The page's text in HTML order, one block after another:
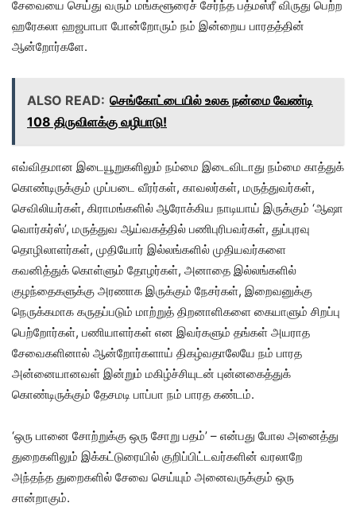
சேவையை செய்து வரும் மங்களூரைச் சேர்ந்த பத்மஸ்ரீ விருது பெற்ற
ஹரேகலா ஹஜபாபா போன்றோரும் நம் இன்றைய பாரதத்தின்
ஆன்றோர்களே.
ALSO READ: செங்கோட்டையில் உலக நன்மை வேண்டி
108 திருவிளக்கு வழிபாடு!
எவ்விதமான இடையூறுகளிலும் நம்மை இடைவிடாது நம்மை காத்துக்
கொண்டிருக்கும் முப்படை வீரர்கள், காவலர்கள், மருத்துவர்கள்,
செவிலியர்கள், கிராமங்களில் ஆரோக்கிய நாடியாய் இருக்கும் ‘ஆஷா
வொர்கர்ஸ்’, மருத்துவ ஆய்வகத்தில் பணிபுரிபவர்கள், துப்புரவு
தொழிலாளர்கள், முதியோர் இல்லங்களில் முதியவர்களை
கவனித்துக் கொள்ளும் தோழர்கள், அனாதை இல்லங்களில்
குழந்தைகளுக்கு அரணாக இருக்கும் நேசர்கள், இறைவனுக்கு
நெருக்கமாக கருதப்படும் மாற்றுத் திறனாளிகளை கையாளும் சிறப்பு
பெற்றோர்கள், பணியாளர்கள் என இவர்களும் தங்கள் அயராத
சேவைகளினால் ஆன்றோர்களாய் திகழ்வதாலேயே நம் பாரத
அன்னையானவள் இன்றும் மகிழ்ச்சியுடன் புன்னகைத்துக்
கொண்டிருக்கும் தேசமடி பாப்பா நம் பாரத கண்டம்.
‘ஒரு பானை சோற்றுக்கு ஒரு சோறு பதம்’ – என்பது போல அனைத்து
துறைகளிலும் இக்கட்டுரையில் குறிப்பிட்டவர்களின் வரலாறே
அந்தந்த துறைகளில் சேவை செய்யும் அனைவருக்கும் ஒரு
சான்றாகும்.